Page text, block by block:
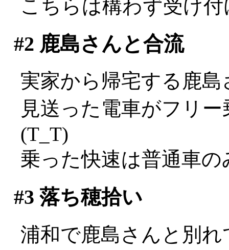
こちらは構わず受け
#2 鹿島さんと合流
実家から帰宅する鹿
見送った電車がフリ
(T_T)
乗った快速は普通車の
#3 落ち穂拾い
浦和で鹿島さんと別